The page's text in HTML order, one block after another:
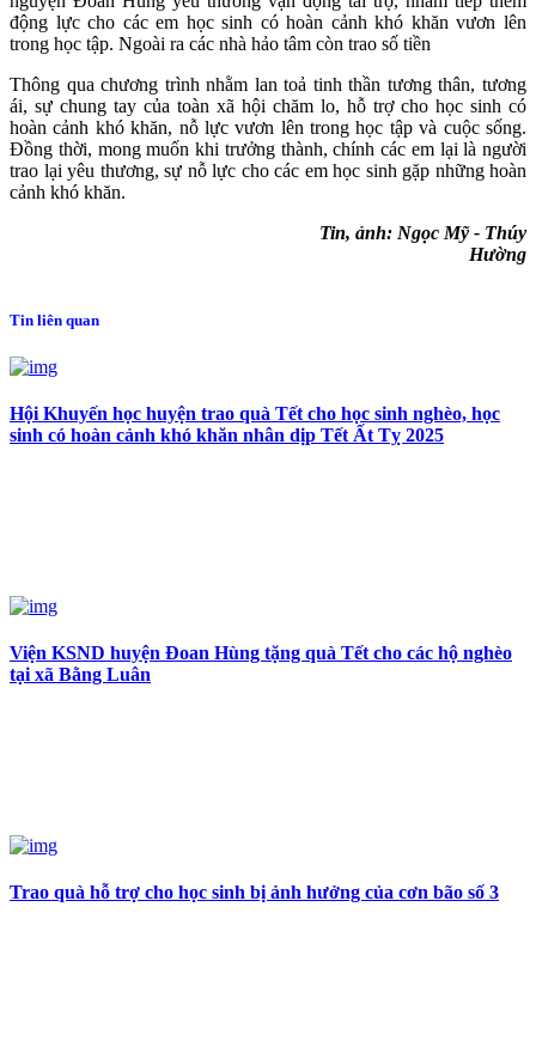
động lực cho các em học sinh có hoàn cảnh khó khăn vươn lên
trong học tập. Ngoài ra các nhà hảo tâm còn trao số tiền
Thông qua chương trình nhằm lan toả tinh thần tương thân, tương
ái, sự chung tay của toàn xã hội chăm lo, hỗ trợ cho học sinh có
hoàn cảnh khó khăn, nỗ lực vươn lên trong học tập và cuộc sống.
Đồng thời, mong muốn khi trưởng thành, chính các em lại là người
trao lại yêu thương, sự nỗ lực cho các em học sinh gặp những hoàn
cảnh khó khăn.
Tin, ảnh: Ngọc Mỹ - Thúy
Hường
Tin liên quan
Hội Khuyến học huyện trao quà Tết cho học sinh nghèo, học
sinh có hoàn cảnh khó khăn nhân dịp Tết Ất Tỵ 2025
Viện KSND huyện Đoan Hùng tặng quà Tết cho các hộ nghèo
tại xã Bằng Luân
Trao quà hỗ trợ cho học sinh bị ảnh hưởng của cơn bão số 3